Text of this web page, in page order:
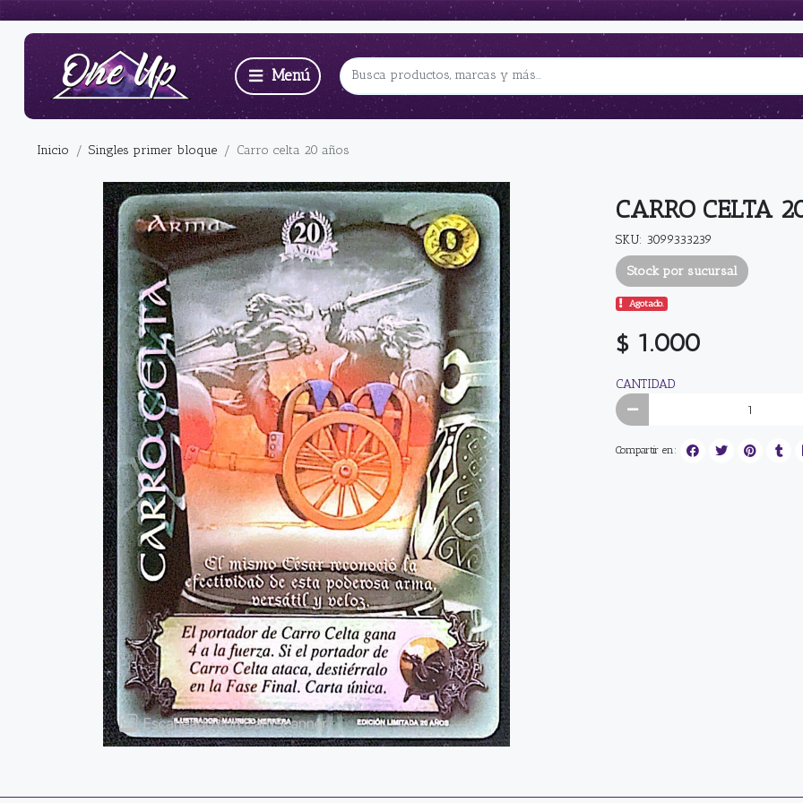
Inicio Singles primer bloque Carro celta 20 años
CARRO CELTA
SKU: 3099333239
Stock por sucursal
Agotado.
$ 1.000
CANTIDAD
Compartir en: